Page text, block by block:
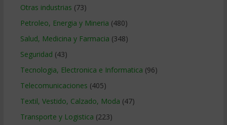
Otras industrias (73)
Petroleo, Energia y Mineria (480)
Salud, Medicina y Farmacia (348)
Seguridad (43)
Tecnologia, Electronica e Informatica (96)
Telecomunicaciones (405)
Textil, Vestido, Calzado, Moda (47)
Transporte y Logistica (223)